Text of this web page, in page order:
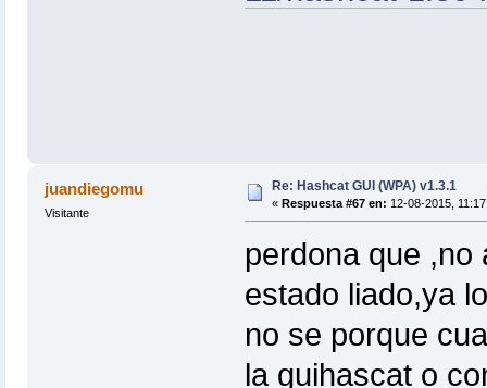
juandiegomu
Visitante
Re: Hashcat GUI (WPA) v1.3.1
« Respuesta #67 en: 12-08-2015,
perdona que ,no
estado liado,ya
no se porque
la guihascat o